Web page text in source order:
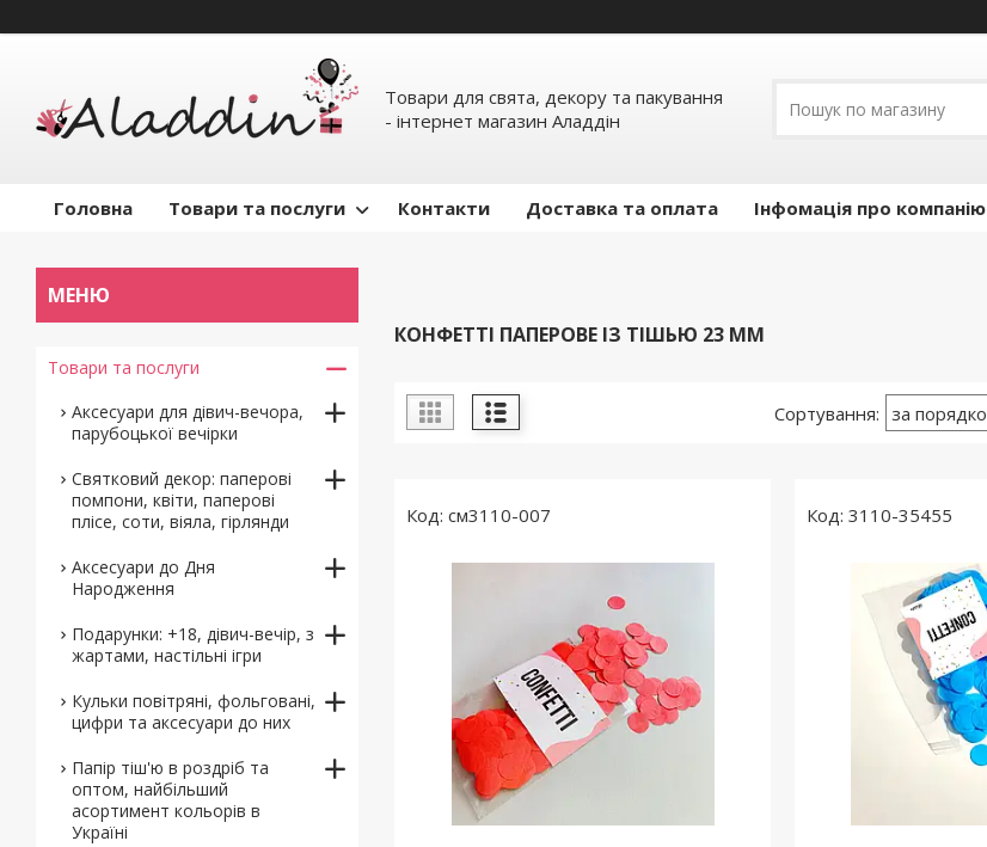
Товари для свята, декору та пакування
- інтернет магазин Аладдін
Головна Товари та послуги Контакти Доставка та оплата Інфомація про компанію
КОНФЕТТІ ПАПЕРОВЕ ІЗ ТІШЬЮ 23 ММ
см3110-007 3110-35455
Товари та послуги
Аксесуари для дівич-вечора,
парубоцької вечірки
Святковий декор: паперові
помпони, квіти, паперові
плісе, соти, віяла, гірлянди
Аксесуари до Дня
Народження
Подарунки: +18, дівич-вечір, з
жартами, настільні ігри
Кульки повітряні, фольговані,
цифри та аксесуари до них
Папір тіш'ю в роздріб та
оптом, найбільший
асортимент кольорів в
Україні